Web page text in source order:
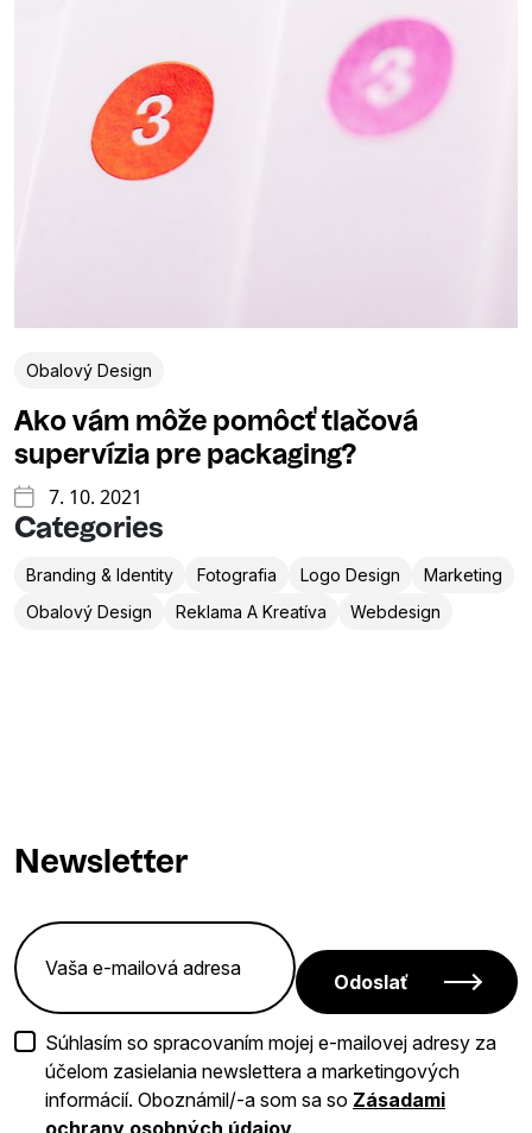
Obalový Design
Ako vám môže pomôcť tlačová
supervízia pre packaging?
7. 10. 2021
Categories
Branding & Identity Fotografia Logo Design
Marketing
Obalový Design
Reklama A Kreatíva Webdesign
Newsletter
Odoslať
Súhlasím so spracovaním mojej e-mailovej adresy za
účelom zasielania newslettera a marketingových
informácií. Oboznámil/-a som sa so Zásadami
ochrany osobných údajov.